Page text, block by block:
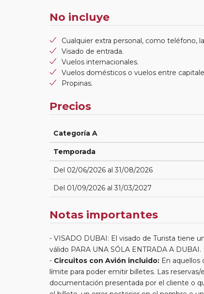
No incluye
Cualquier extra personal, como teléfono,
Visado de entrada.
Vuelos internacionales.
Vuelos domésticos o vuelos entre
Propinas.
Precios
Categoría A
Temporada
Del 02/06/2026 al 31/08/2026
Del 01/09/2026 al 31/03/2027
Notas importantes
VISADO DUBAI: El visado de Turista tiene
válido PARA UNA SÓLA ENTRADA A
Circuitos con Avión incluido: En aquellos
límite para poder emitir billetes. Las
documentación presentada por el cliente o